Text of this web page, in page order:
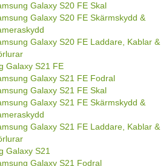
Galaxy S20 FE Skal
Galaxy S20 FE Skärmskydd &
Galaxy S20 FE Laddare, Kablar &
Galaxy S21 FE
Galaxy S21 FE Fodral
Galaxy S21 FE Skal
Galaxy S21 FE Skärmskydd &
Galaxy S21 FE Laddare, Kablar &
Galaxy S21
Galaxy S21 Fodral